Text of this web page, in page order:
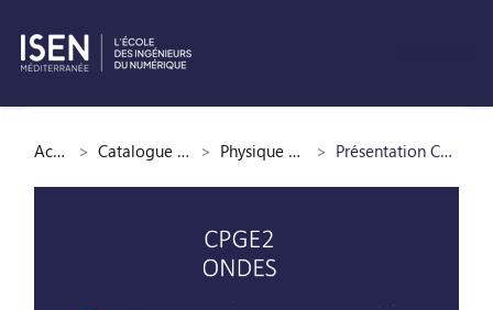
Accueil
Catalogue des cours Physique et Chimie Présentation CPGE2 Ondes